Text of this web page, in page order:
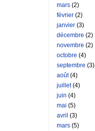
mars (2)
février (2)
janvier (3)
décembre (2)
novembre (2)
octobre (4)
septembre (3)
août(4)
juillet(4)
juin (4)
mai (5)
avril (3)
mars (5)